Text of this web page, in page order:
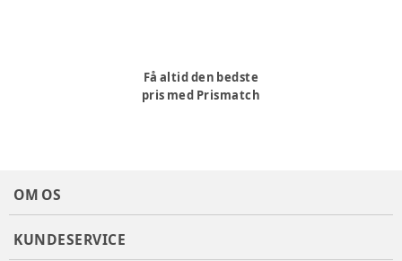
Få altid den bedste
pris med Prismatch
OM OS
KUNDESERVICE